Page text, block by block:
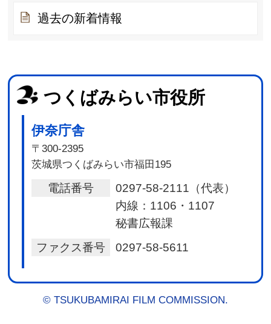
過去の新着情報
つくばみらい市役所
伊奈庁舎
〒300-2395
茨城県つくばみらい市福田195
電話番号
0297-58-2111（代表）
内線：1106・1107
秘書広報課
ファクス番号
0297-58-5611
© TSUKUBAMIRAI FILM COMMISSION.